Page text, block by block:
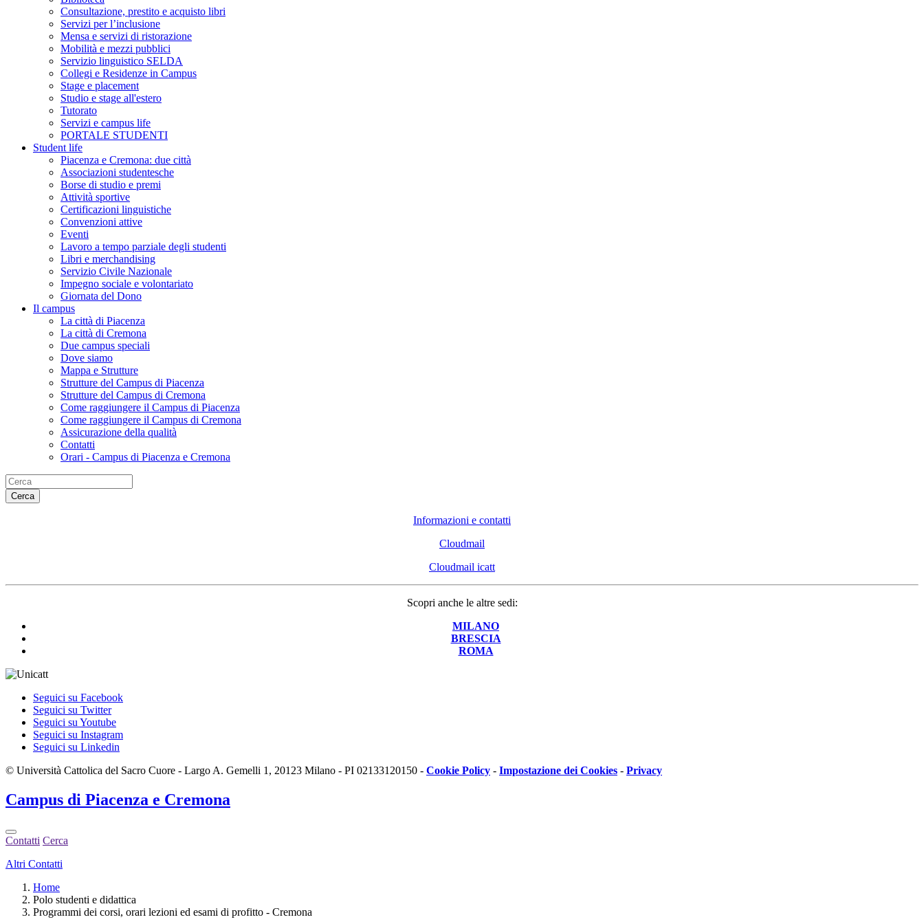
Consultazione, prestito e acquisto libri
Servizi per l’inclusione
Mensa e servizi di ristorazione
Mobilità e mezzi pubblici
Servizio linguistico SELDA
Collegi e Residenze in Campus
Stage e placement
Studio e stage all'estero
Tutorato
Servizi e campus life
PORTALE STUDENTI
Student life
Piacenza e Cremona: due città
Associazioni studentesche
Borse di studio e premi
Attività sportive
Certificazioni linguistiche
Convenzioni attive
Eventi
Lavoro a tempo parziale degli studenti
Libri e merchandising
Servizio Civile Nazionale
Impegno sociale e volontariato
Giornata del Dono
Il campus
La città di Piacenza
La città di Cremona
Due campus speciali
Dove siamo
Mappa e Strutture
Strutture del Campus di Piacenza
Strutture del Campus di Cremona
Come raggiungere il Campus di Piacenza
Come raggiungere il Campus di Cremona
Assicurazione della qualità
Contatti
Orari - Campus di Piacenza e Cremona
Cerca
Informazioni e contatti
Cloudmail
Cloudmail icatt
Scopri anche le altre sedi:
MILANO
BRESCIA
ROMA
Seguici su Facebook
Seguici su Twitter
Seguici su Youtube
Seguici su Instagram
Seguici su Linkedin
© Università Cattolica del Sacro Cuore - Largo A. Gemelli 1, 20123 Milano - PI 02133120150 - Cookie Policy - Impostazione dei Cookies - Privacy
Campus di Piacenza e Cremona
Contatti Cerca
Altri Contatti
Home
Polo studenti e didattica
Programmi dei corsi, orari lezioni ed esami di profitto - Cremona